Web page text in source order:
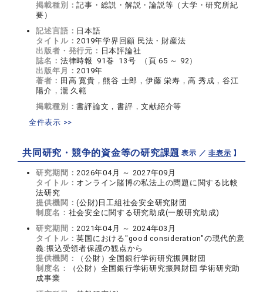
掲載種別：記事・総説・解説・論説等（大学・研究所紀
要）
記述言語： 日本語
タイトル：2019年学界回顧 民法・財産法
出版者・発行元： 日本評論社
誌名： 法律時報 91巻 13号 （頁 65 ～ 92）
出版年月：2019年
著者： 田高 寛貴，熊谷 士郎，伊藤 栄寿，高 秀成，谷江
陽介，瀧 久範
掲載種別：書評論文，書評，文献紹介等
全件表示 >>
共同研究・競争的資金等の研究課題【 表示 ／非表示 】
研究期間：2026年04月 ～ 2027年09月
タイトル： オンライン賭博の私法上の問題に関する比較
法研究
提供機関：(公財)日工組社会安全研究財団
制度名： 社会安全に関する研究助成(一般研究助成)
研究期間：2021年04月 ～ 2024年03月
タイトル：英国における"good consideration"の現代的意
義:振込受領者保護の観点から
提供機関：
（公財）全国銀行学術研究振興財団
制度名：
（公財）全国銀行学術研究振興財団 学術研究助
成事業